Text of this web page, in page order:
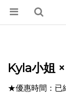
Kyla小姐×
★優惠時間：已